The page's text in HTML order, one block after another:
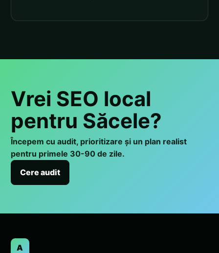
Vrei SEO local
pentru Săcele?
Începem cu audit, prioritizare și un plan realist
pentru primele 30-90 de zile.
Cere audit
A